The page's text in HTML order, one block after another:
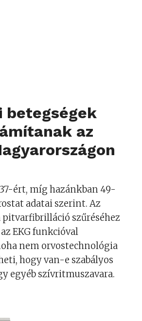
betegségek
az
ért, míg hazánkban 49-
adatai szerint. Az
szűréséhez
EKG funkcióval
nem orvostechnológia
hogy van-e szabályos
egyéb szívritmuszavara.